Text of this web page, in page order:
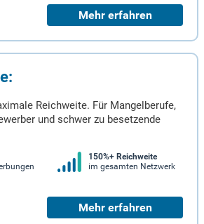
Mehr erfahren
Reichweite. Für Mangelberufe,
und schwer zu besetzende
150%+ Reichweite
im gesamten Netzwerk
Mehr erfahren